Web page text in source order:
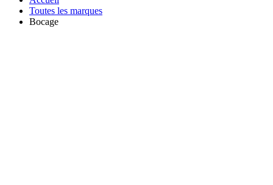
Toutes les marques
Bocage